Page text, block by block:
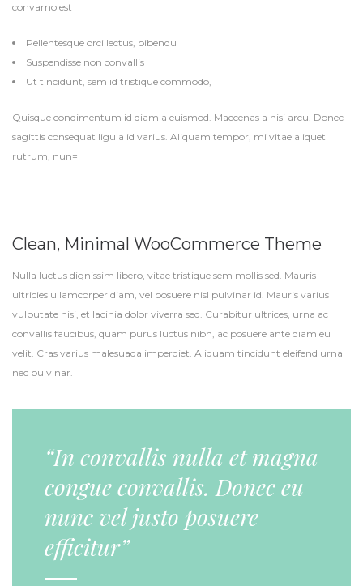
convamolest
Pellentesque orci lectus, bibendu
Suspendisse non convallis
Ut tincidunt, sem id tristique commodo,
Quisque condimentum id diam a euismod. Maecenas a nisi arcu. Donec
sagittis consequat ligula id varius. Aliquam tempor, mi vitae aliquet
rutrum, nun=
Clean, Minimal WooCommerce Theme
Nulla luctus dignissim libero, vitae tristique sem mollis sed. Mauris
ultricies ullamcorper diam, vel posuere nisl pulvinar id. Mauris varius
vulputate nisi, et lacinia dolor viverra sed. Curabitur ultrices, urna ac
convallis faucibus, quam purus luctus nibh, ac posuere ante diam eu
velit. Cras varius malesuada imperdiet. Aliquam tincidunt eleifend urna
nec pulvinar.
“In convallis nulla et magna
congue convallis. Donec eu
nunc vel justo posuere
efficitur”